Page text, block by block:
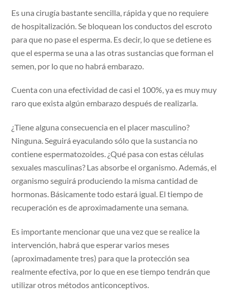
Es una cirugía bastante sencilla, rápida y que no requiere
de hospitalización. Se bloquean los conductos del escroto
para que no pase el esperma. Es decir, lo que se detiene es
que el esperma se una a las otras sustancias que forman el
semen, por lo que no habrá embarazo.
Cuenta con una efectividad de casi el 100%, ya es muy muy
raro que exista algún embarazo después de realizarla.
¿Tiene alguna consecuencia en el placer masculino?
Ninguna. Seguirá eyaculando sólo que la sustancia no
contiene espermatozoides. ¿Qué pasa con estas células
sexuales masculinas? Las absorbe el organismo. Además, el
organismo seguirá produciendo la misma cantidad de
hormonas. Básicamente todo estará igual. El tiempo de
recuperación es de aproximadamente una semana.
Es importante mencionar que una vez que se realice la
intervención, habrá que esperar varios meses
(aproximadamente tres) para que la protección sea
realmente efectiva, por lo que en ese tiempo tendrán que
utilizar otros métodos anticonceptivos.